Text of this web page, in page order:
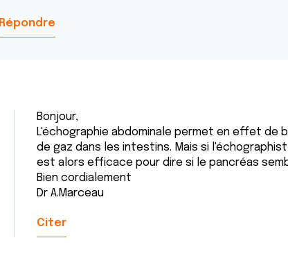
Répondre
Bonjour,
L'échographie abdominale permet en effet de
de gaz dans les intestins. Mais si
est alors efficace pour dire si le pancréas
Bien cordialement
Dr A.Marceau
Citer